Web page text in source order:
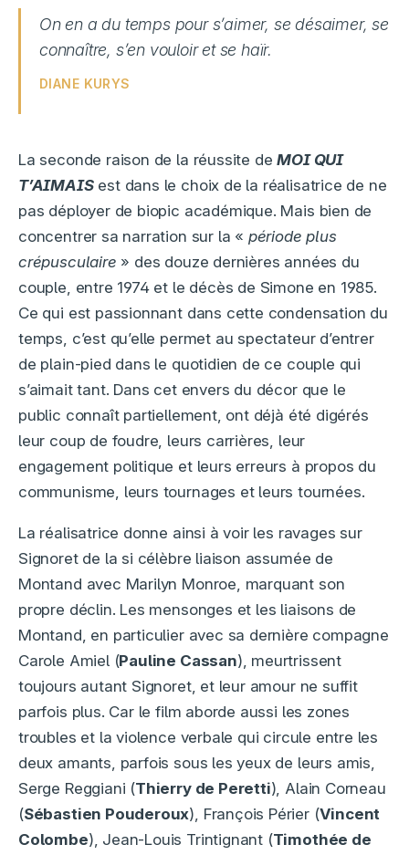
On en a du temps pour s’aimer, se désaimer, se
connaître, s’en vouloir et se haïr.
DIANE KURYS
La seconde raison de la réussite deMOI QUI
T’AIMAISest dans le choix de la réalisatrice de ne
pas déployer de biopic académique. Mais bien de
concentrer sa narration sur la « période plus
crépusculaire » des douze dernières années du
couple, entre 1974 et le décès de Simone en 1985.
Ce qui est passionnant dans cette condensation du
temps, c’est qu’elle permet au spectateur d’entrer
de plain-pied dans le quotidien de ce couple qui
s’aimait tant. Dans cet envers du décor que le
public connaît partiellement, ont déjà été digérés
leur coup de foudre, leurs carrières, leur
engagement politique et leurs erreurs à propos du
communisme, leurs tournages et leurs tournées.
La réalisatrice donne ainsi à voir les ravages sur
Signoret de la si célèbre liaison assumée de
Montand avec Marilyn Monroe, marquant son
propre déclin. Les mensonges et les liaisons de
Montand, en particulier avec sa dernière compagne
Carole Amiel (Pauline Cassan), meurtrissent
toujours autant Signoret, et leur amour ne suffit
parfois plus. Car le film aborde aussi les zones
troubles et la violence verbale qui circule entre les
deux amants, parfois sous les yeux de leurs amis,
Serge Reggiani (Thierry de Peretti), Alain Corneau
(Sébastien Pouderoux), François Périer (Vincent
Colombe), Jean-Louis Trintignant (Timothée de